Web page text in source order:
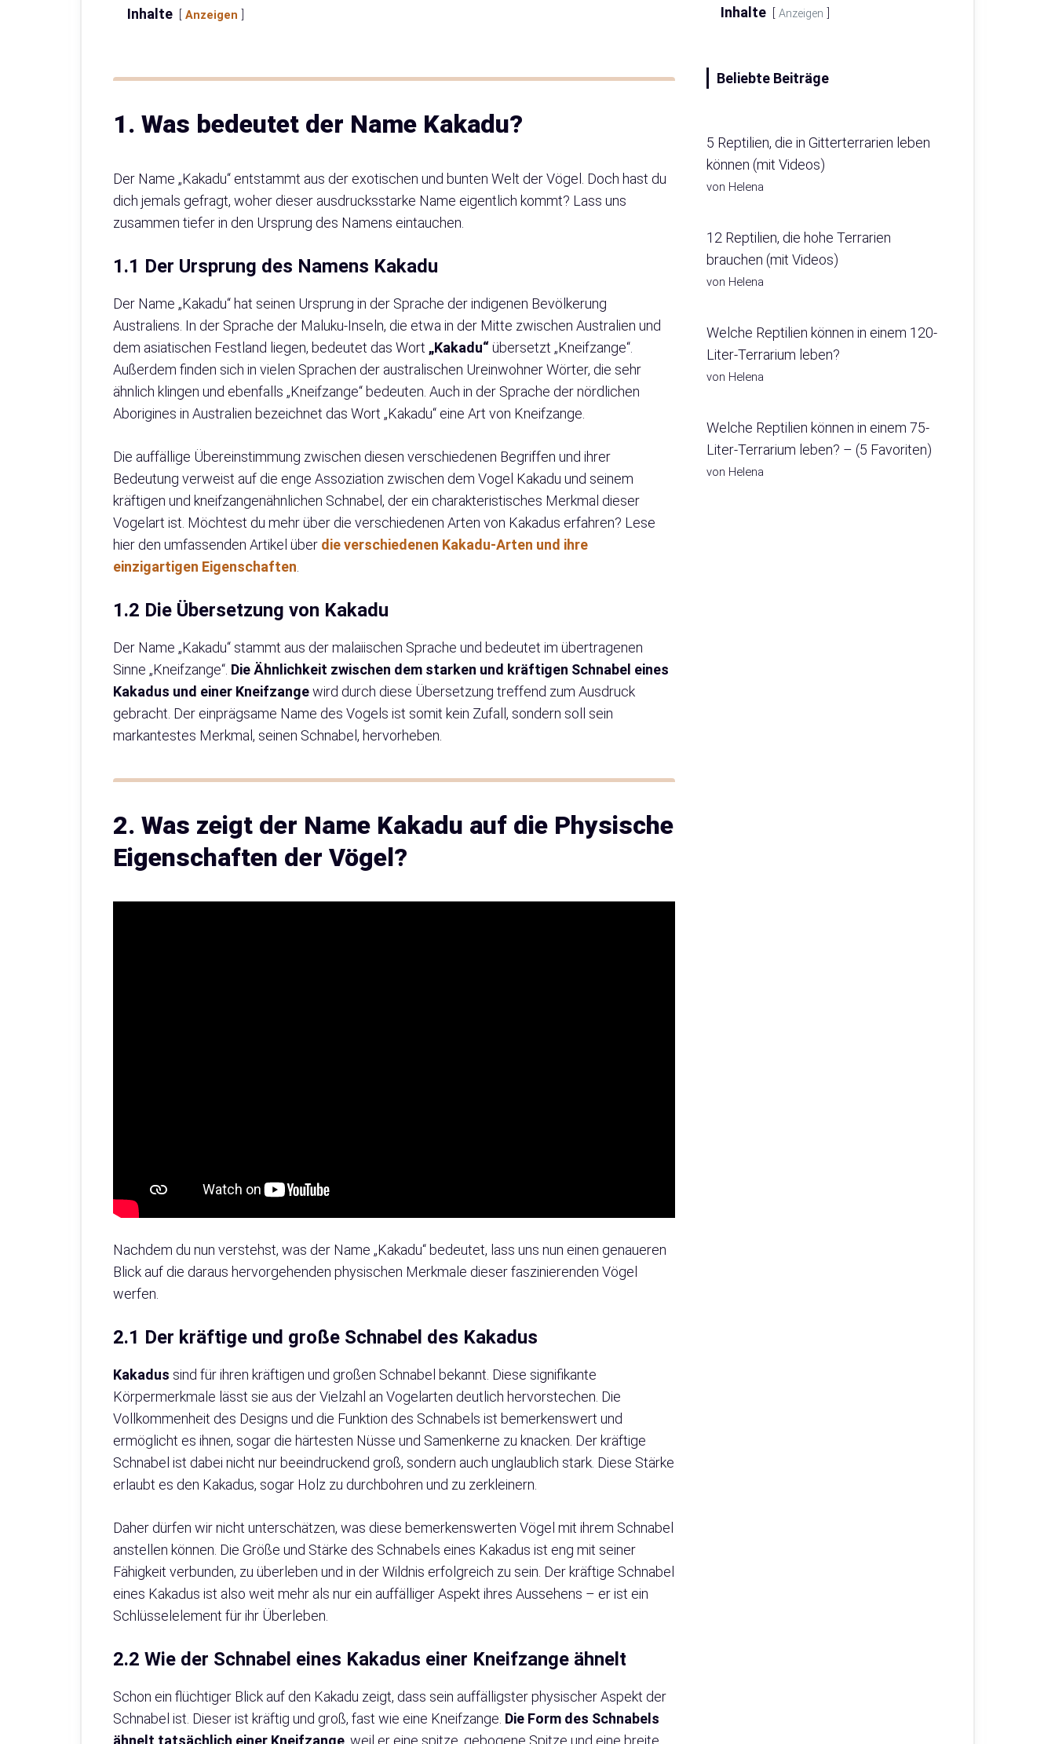
Inhalte Anzeigen
1. Was bedeutet der Name Kakadu?
Der Name „Kakadu“ entstammt aus der exotischen und bunten Welt der Vögel. Doch hast du
dich jemals gefragt, woher dieser ausdrucksstarke Name eigentlich kommt? Lass uns
zusammen tiefer in den Ursprung des Namens eintauchen.
1.1 Der Ursprung des Namens Kakadu
Der Name „Kakadu“ hat seinen Ursprung in der Sprache der indigenen Bevölkerung
Australiens. In der Sprache der Maluku-Inseln, die etwa in der Mitte zwischen Australien und
dem asiatischen Festland liegen, bedeutet das Wort „Kakadu“übersetzt „Kneifzange“.
Außerdem finden sich in vielen Sprachen der australischen Ureinwohner Wörter, die sehr
ähnlich klingen und ebenfalls „Kneifzange“ bedeuten. Auch in der Sprache der nördlichen
Aborigines in Australien bezeichnet das Wort „Kakadu“ eine Art von Kneifzange.
Die auffällige Übereinstimmung zwischen diesen verschiedenen Begriffen und ihrer
Bedeutung verweist auf die enge Assoziation zwischen dem Vogel Kakadu und seinem
kräftigen und kneifzangenähnlichen Schnabel, der ein charakteristisches Merkmal dieser
Vogelart ist. Möchtest du mehr über die verschiedenen Arten von Kakadus erfahren? Lese
hier den umfassenden Artikel über die verschiedenen Kakadu-Arten und ihre
einzigartigen Eigenschaften.
1.2 Die Übersetzung von Kakadu
Der Name „Kakadu“ stammt aus der malaiischen Sprache und bedeutet im übertragenen
Sinne „Kneifzange“. Die Ähnlichkeit zwischen dem starken und kräftigen Schnabel eines
Kakadus und einer Kneifzangewird durch diese Übersetzung treffend zum Ausdruck
gebracht. Der einprägsame Name des Vogels ist somit kein Zufall, sondern soll sein
markantestes Merkmal, seinen Schnabel, hervorheben.
2. Was zeigt der Name Kakadu auf die Physische
Eigenschaften der Vögel?
Nachdem du nun verstehst, was der Name „Kakadu“ bedeutet, lass uns nun einen genaueren
Blick auf die daraus hervorgehenden physischen Merkmale dieser faszinierenden Vögel
werfen.
2.1 Der kräftige und große Schnabel des Kakadus
Kakadus sind für ihren kräftigen und großen Schnabel bekannt. Diese signifikante
Körpermerkmale lässt sie aus der Vielzahl an Vogelarten deutlich hervorstechen. Die
Vollkommenheit des Designs und die Funktion des Schnabels ist bemerkenswert und
ermöglicht es ihnen, sogar die härtesten Nüsse und Samenkerne zu knacken. Der kräftige
Schnabel ist dabei nicht nur beeindruckend groß, sondern auch unglaublich stark. Diese Stärke
erlaubt es den Kakadus, sogar Holz zu durchbohren und zu zerkleinern.
Daher dürfen wir nicht unterschätzen, was diese bemerkenswerten Vögel mit ihrem Schnabel
anstellen können. Die Größe und Stärke des Schnabels eines Kakadus ist eng mit seiner
Fähigkeit verbunden, zu überleben und in der Wildnis erfolgreich zu sein. Der kräftige Schnabel
eines Kakadus ist also weit mehr als nur ein auffälliger Aspekt ihres Aussehens – er ist ein
Schlüsselelement für ihr Überleben.
2.2 Wie der Schnabel eines Kakadus einer Kneifzange ähnelt
Schon ein flüchtiger Blick auf den Kakadu zeigt, dass sein auffälligster physischer Aspekt der
Schnabel ist. Dieser ist kräftig und groß, fast wie eine Kneifzange. Die Form des Schnabels
ähnelt tatsächlich einer Kneifzange , weil er eine spitze, gebogene Spitze und eine breite,
Inhalte Anzeigen
Beliebte Beiträge
5 Reptilien, die in Gitterterrarien leben
können (mit Videos)
von Helena
12 Reptilien, die hohe Terrarien
brauchen (mit Videos)
von Helena
Welche Reptilien können in einem 120-
Liter-Terrarium leben?
von Helena
Welche Reptilien können in einem 75-
Liter-Terrarium leben? – (5 Favoriten)
von Helena